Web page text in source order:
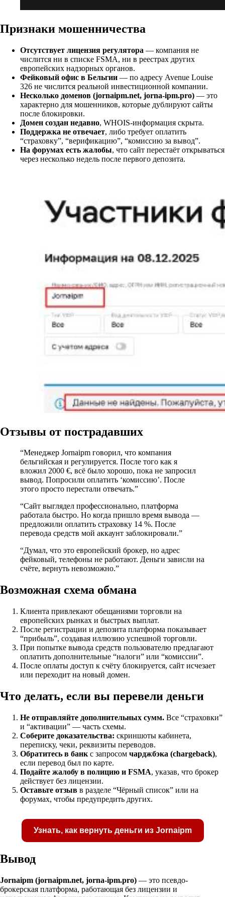
Признаки мошенничества
Отсутствует лицензия регулятора — компания не
числится ни в списке FSMA, ни в реестрах других
европейских надзорных органов.
Фейковый офис в Бельгии — по адресу Avenue Louise
326 не числится реальной инвестиционной компании.
Несколько доменов (jornaipm.net, jorna-ipm.pro) — это
характерно для мошенников, которые дублируют сайты
после блокировки.
Домен создан недавно, WHOIS-информация скрыта.
Поддержка не отвечает, либо требует оплатить
“страховку”, “верификацию”, “комиссию за вывод”.
На форумах есть жалобы, что сайт перестаёт открываться
через несколько недель после первого депозита.
Отзывы от пострадавших
“Менеджер Jornaipm говорил, что компания
бельгийская и регулируется. После того как я
вложил 2000 €, всё было хорошо, пока не запросил
вывод. Попросили оплатить ‘комиссию’. После
этого просто перестали отвечать.”
“Сайт выглядел профессионально, платформа
работала быстро. Но когда пришло время вывода —
предложили оплатить страховку 14 %. После
перевода средств мой аккаунт заблокировали.”
“Думал, что это европейский брокер, но адрес
фейковый, телефоны не работают. Деньги зависли на
счёте, вернуть невозможно.”
Возможная схема обмана
Клиента привлекают обещаниями торговли на
европейских рынках и быстрых выплат.
После регистрации и депозита платформа показывает
“прибыль”, создавая иллюзию успешной торговли.
При попытке вывода средств пользователю предлагают
оплатить дополнительные “налоги” или “комиссии”.
После оплаты доступ к счёту блокируется, сайт исчезает
или переходит на новый домен.
Что делать, если вы перевели деньги
Не отправляйте дополнительных сумм. Все “страховки”
и “активации” — часть схемы.
Соберите доказательства: скриншоты кабинета,
переписку, чеки, реквизиты переводов.
Обратитесь в банк с запросом чарджбэка (chargeback),
если перевод был по карте.
Подайте жалобу в полицию и FSMA, указав, что брокер
действует без лицензии.
Оставьте отзыв в разделе “Чёрный список” или на
форумах, чтобы предупредить других.
Узнать, как вернуть деньги из Jornaipm
Вывод
Jornaipm (jornaipm.net, jorna-ipm.pro) — это псевдо-
брокерская платформа, работающая без лицензии и